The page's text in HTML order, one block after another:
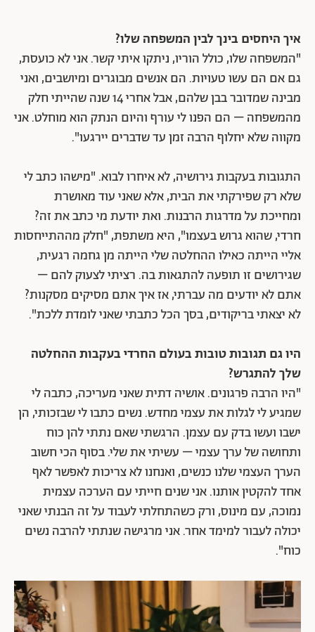
איך היחסים בינך לבין המשפחה שלו?
"המשפחה שלו, כולל הוריו, ניתקו איתי קשר. אני לא כועסת,
גם אם הם עשו טעויות. הם אנשים מבוגרים ומיושבים, ואני
מבינה שמדובר בבן שלהם, אבל אחרי 14 שנה שהייתי חלק
מהמשפחה – הם הפנו לי עורף והיום הנתק הוא מוחלט. אני
מקווה שלא יחלוף הרבה זמן עד שדברים יירגעו".
התגובות בעקבות גירושיה, לא איחרו לבוא. "מישהו כתב לי
שלא רק שפירקתי את הבית, אלא שאני עוד מאושרת
ומחייכת על מדרגות הרבנות. ואת יודעת מי כתב את זה?
חרדי, שהוא גרוש בעצמו", היא משתפת, "חלק מההתייחסות
אליי הייתה כאילו ההחלטה שלי הייתה מן גחמה רגעית,
שגירושים זו תופעה להתגאות בה. רציתי לצעוק להם –
אתם לא יודעים מה עברתי, אז איך אתם מסיקים מסקנות?
לא יצאתי בריקודים, בסך הכל כתבתי שאני לומדת ללכת".
היו גם תגובות טובות בעולם החרדי בעקבות ההחלטה
שלך להתגרש?
"היו הרבה פרגונים. אושיה דתית שאני מעריכה, כתבה לי
שמגיע לי לגלות את עצמי מחדש. נשים כתבו לי שבזכותי, הן
ישבו ועשו בדק עם עצמן. הרגשתי שאם נתתי להן כוח
ותחושה של ערך עצמי – עשיתי את שלי. בסוף הכי חשוב
הערך העצמי שלנו כנשים, ואנחנו לא צריכות לאפשר לאף
אחד להקטין אותנו. אני שנים חייתי עם הערכה עצמית
נמוכה, עם מינוס, ורק כשהתחלתי לעבוד על זה הבנתי שאני
יכולה לעבור למימד אחר. אני מרגישה שנתתי להרבה נשים
כוח".